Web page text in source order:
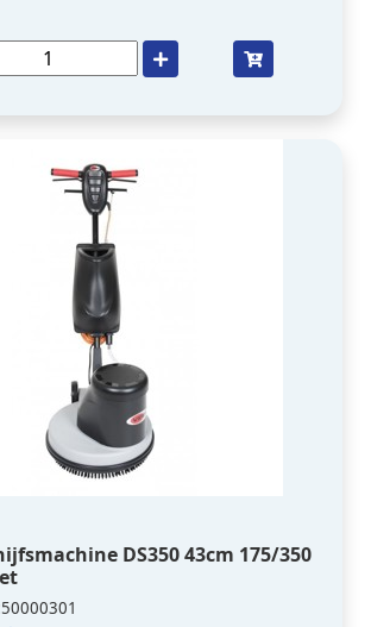
DS350 43cm 175/350